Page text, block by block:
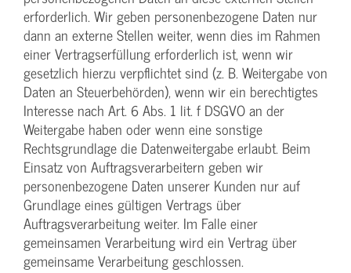
erforderlich. Wir geben personenbezogene Daten nur
dann an externe Stellen weiter, wenn dies im Rahmen
einer Vertragserfüllung erforderlich ist, wenn wir
gesetzlich hierzu verpflichtet sind (z. B. Weitergabe von
Daten an Steuerbehörden), wenn wir ein berechtigtes
Interesse nach Art. 6 Abs. 1 lit. f DSGVO an der
Weitergabe haben oder wenn eine sonstige
Rechtsgrundlage die Datenweitergabe erlaubt. Beim
Einsatz von Auftragsverarbeitern geben wir
personenbezogene Daten unserer Kunden nur auf
Grundlage eines gültigen Vertrags über
Auftragsverarbeitung weiter. Im Falle einer
gemeinsamen Verarbeitung wird ein Vertrag über
gemeinsame Verarbeitung geschlossen.